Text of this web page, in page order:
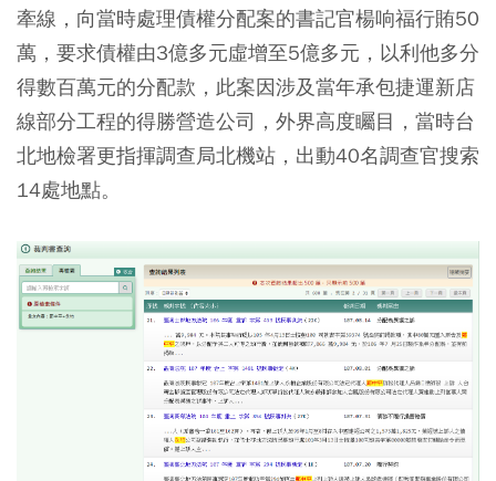
牽線，向當時處理債權分配案的書記官楊响福行賄50
萬，要求債權由3億多元虛增至5億多元，以利他多分
得數百萬元的分配款，此案因涉及當年承包捷運新店
線部分工程的得勝營造公司，外界高度矚目，當時台
北地檢署更指揮調查局北機站，出動40名調查官搜索
14處地點。